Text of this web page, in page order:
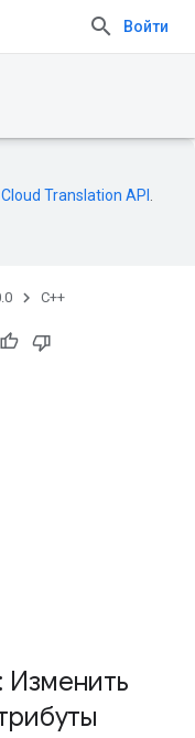
Войти
Cloud Translation API
C++
Изменить